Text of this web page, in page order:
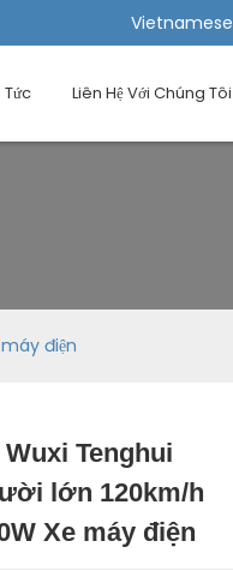
Vietnamese
Tức Liên Hệ Với Chúng Tôi
điện
Tenghui
lớn 120km/h
Xe máy điện